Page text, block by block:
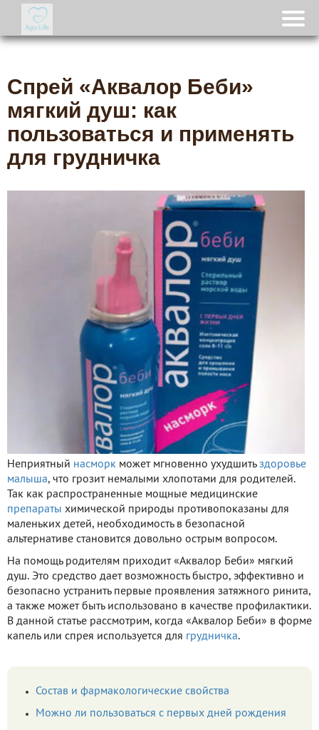
Спрей «Аквалор Беби»
мягкий душ: как
пользоваться и применять
для грудничка
Неприятный насморк может мгновенно ухудшить здоровье
малыша, что грозит немалыми хлопотами для родителей.
Так как распространенные мощные медицинские
препараты химической природы противопоказаны для
маленьких детей, необходимость в безопасной
альтернативе становится довольно острым вопросом.
На помощь родителям приходит «Аквалор Беби» мягкий
душ. Это средство дает возможность быстро, эффективно и
безопасно устранить первые проявления затяжного ринита,
а также может быть использовано в качестве профилактики.
В данной статье рассмотрим, когда «Аквалор Беби» в форме
капель или спрея используется для грудничка.
Состав и фармакологические свойства
Можно ли пользоваться с первых дней рождения